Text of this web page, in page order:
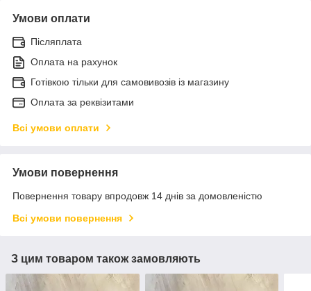
Умови оплати
Післяплата
Оплата на рахунок
Готівкою тільки для самовивозів із магазину
Оплата за реквізитами
Всі умови оплати
Умови повернення
Повернення товару впродовж 14 днів за домовленістю
Всі умови повернення
З цим товаром також замовляють